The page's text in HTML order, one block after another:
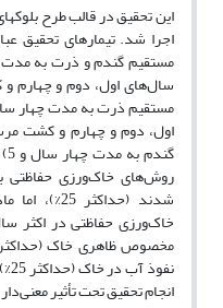
این تحقیق در قالب طرح
سال‌های اول، دوم و
اول، دوم و چهارم و کشت
روش‌های خاک‌ورزی حفاظتی
شدند
خاک‌ورزی حفاظتی در اکثر
انجام تحقیق تحت تأثیر